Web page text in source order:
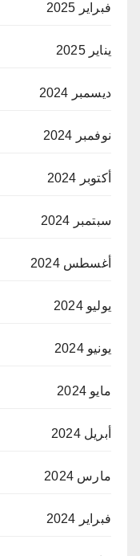
فبراير 2025
يناير 2025
ديسمبر 2024
نوفمبر 2024
أكتوبر 2024
سبتمبر 2024
أغسطس 2024
يوليو 2024
يونيو 2024
مايو 2024
أبريل 2024
مارس 2024
فبراير 2024